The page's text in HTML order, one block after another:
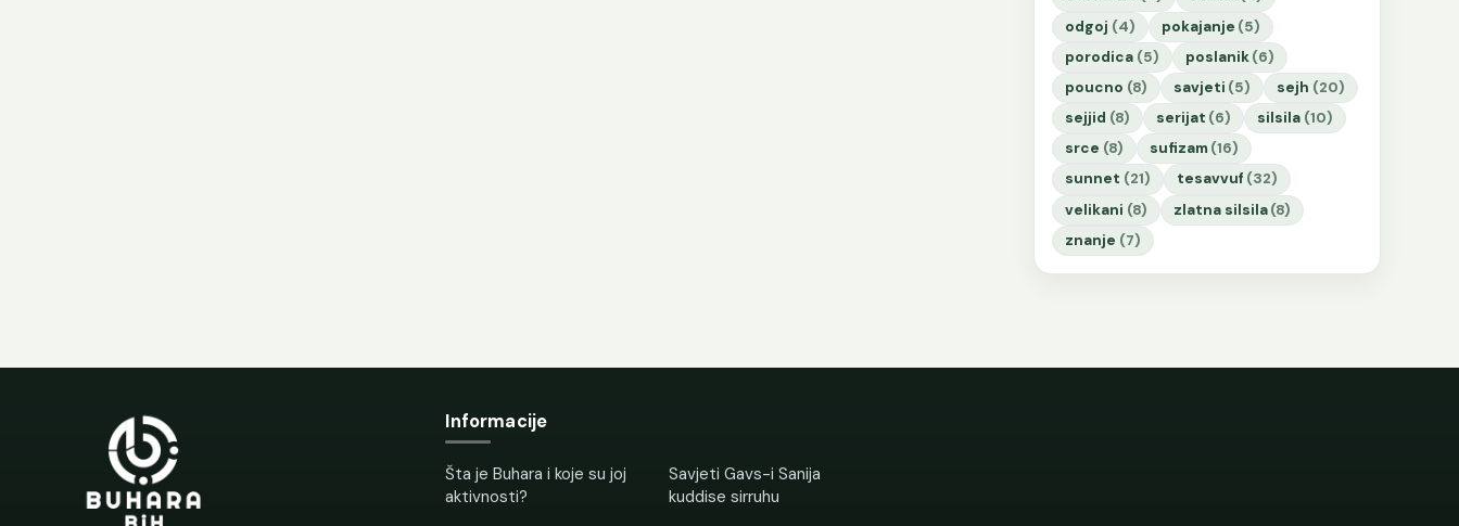
odgoj (4) pokajanje (5)
porodica (5) poslanik (6)
poucno (8) savjeti (5) sejh (20)
sejjid (8) serijat (6) silsila (10)
srce (8) sufizam (16)
sunnet (21) tesavvuf (32)
velikani (8) zlatna silsila (8)
znanje (7)
Informacije
Šta je Buhara i koje su joj
aktivnosti?
Savjeti Gavs-i Sanija
kuddise sirruhu